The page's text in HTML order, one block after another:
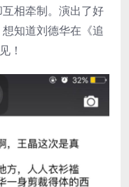
相牵制。演出了好
知道刘德华在《追
！